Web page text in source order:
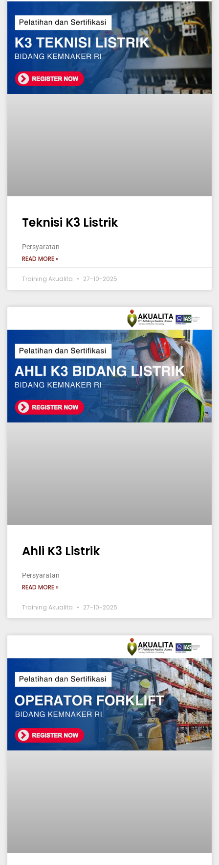
Teknisi K3 Listrik
Persyaratan
READ MORE »
Training Akualita 27-10-2025
Ahli K3 Listrik
Persyaratan
READ MORE »
Training Akualita 27-10-2025